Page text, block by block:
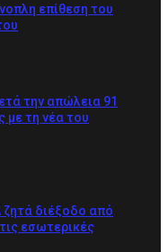
επίθεση του
την απώλεια 91
με τη νέα του
ζητά διέξοδο από
εσωτερικές